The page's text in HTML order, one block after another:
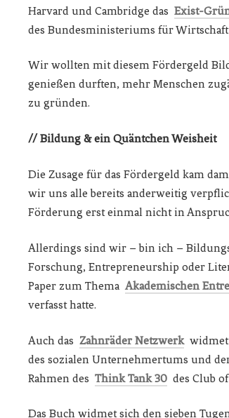
Harvard und Cambridge das Exist-
des Bundesministeriums für
Wir wollten mit diesem Fördergeld
genießen durften, mehr Menschen
zu gründen.
// Bildung & ein Quäntchen Weisheit
Die Zusage für das Fördergeld kam
wir uns alle bereits anderweitig
Förderung erst einmal nicht in
Allerdings sind wir – bin ich –
Forschung, Entrepreneurship oder
Paper zum Thema Akademischen
verfasst hatte.
Auch das Zahnräder Netzwerk
des sozialen Unternehmertums und
Rahmen des Think Tank 30 des Club
Das Buch widmet sich den sieben